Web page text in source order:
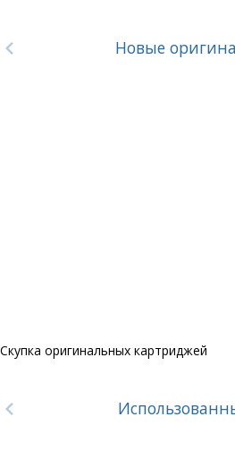
Новые
Скупка оригинальных картриджей